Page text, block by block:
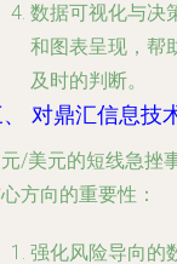
数据可视化与决
和图表呈现，帮
及时的判断。
对鼎汇信息技
/美元的短线急挫
方向的重要性：
强化风险导向的